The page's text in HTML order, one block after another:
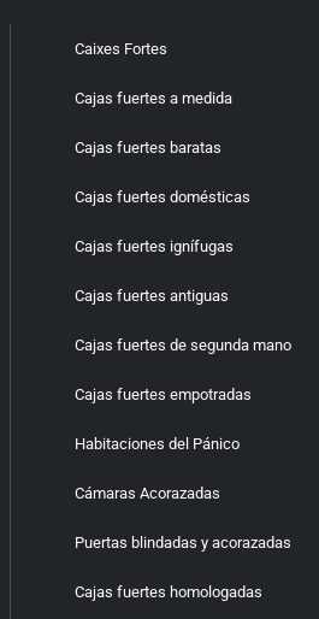
Caixes Fortes
Cajas fuertes a medida
Cajas fuertes baratas
Cajas fuertes domésticas
Cajas fuertes ignífugas
Cajas fuertes antiguas
Cajas fuertes de segunda mano
Cajas fuertes empotradas
Habitaciones del Pánico
Cámaras Acorazadas
Puertas blindadas y acorazadas
Cajas fuertes homologadas